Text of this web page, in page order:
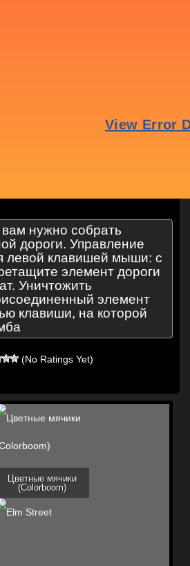
нужно собрать
дороги. Управление
левой клавишей мыши: с
элемент дороги
Уничтожить
элемент
клавиши, на которой
(No Ratings Yet)
Цветные мячики
(Colorboom)